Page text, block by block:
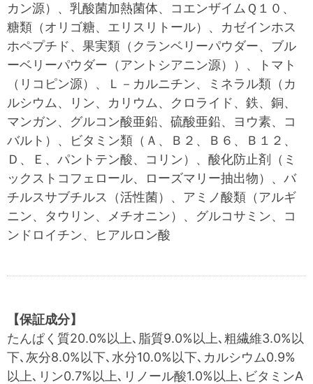
カン源）、乳酸菌加熱菌体、コエンザイムＱ１０、
糖類（オリゴ糖、エリスリトール）、カゼインホス
ホペプチド、果実類（クランベリーパウダー、ブル
ーベリーパウダー（アントシアニン源））、トマト
（リコピン源）、Ｌ－カルニチン、ミネラル類（カ
ルシウム、リン、カリウム、クロライド、鉄、銅、
マンガン、グルコン酸亜鉛、硫酸亜鉛、ヨウ素、コ
バルト）、ビタミン類（Ａ、Ｂ２、Ｂ６、Ｂ１２、
Ｄ、Ｅ、パントテン酸、コリン）、酸化防止剤（ミ
ックストコフェロール、ローズマリー抽出物）、バ
チルスサブチルス（活性菌）、アミノ酸類（アルギ
ニン、タウリン、メチオニン）、グルコサミン、コ
ンドロイチン、ヒアルロン酸
【保証成分】
たんぱく質20.0%以上､脂質9.0%以上､粗繊維3.0%以
下､灰分8.0%以下､水分10.0%以下､カルシウム0.9%
以上､リン0.7%以上､リノール酸1.0%以上､ビタミンA